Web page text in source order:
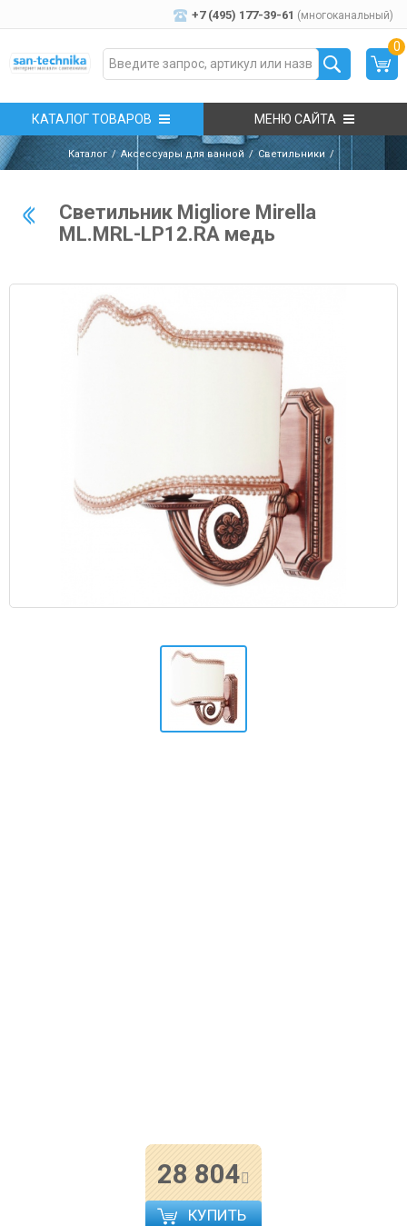
+7 (495) 177-39-61 (многоканальный)
0
КАТАЛОГ ТОВАРОВ МЕНЮ САЙТА
Каталог Аксессуары для ванной Светильники
Светильник Migliore Mirella
ML.MRL-LP12.RA медь
28 804
КУПИТЬ